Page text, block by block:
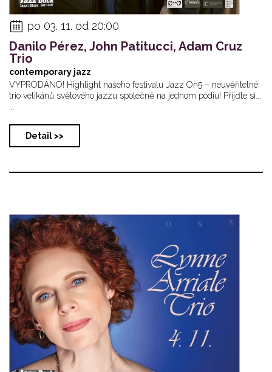
po 03. 11. od 20:00
Danilo Pérez, John Patitucci, Adam Cruz
Trio
contemporary jazz
VYPRODÁNO! Highlight našeho festivalu Jazz On5 – neuvěřitelné
trio velikánů světového jazzu společně na jednom pódiu! Přijďte si...
Detail >>